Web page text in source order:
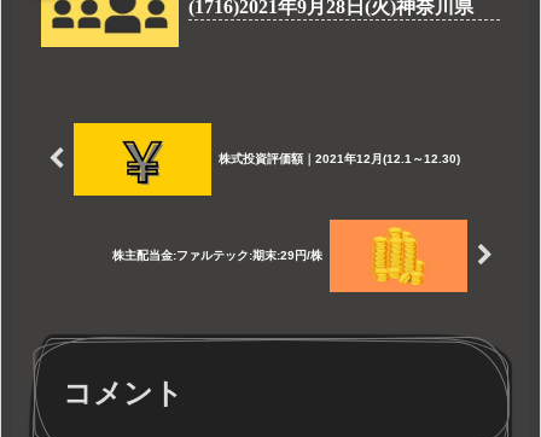
(1716)2021年9月28日(火)神奈川県
株式投資評価額｜2021年12月(12.1～12.30)
株主配当金:ファルテック:期末:29円/株
コメント